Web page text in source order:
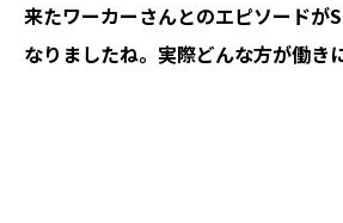
来たワーカーさんとのエピソードが
なりましたね。実際どんな方が働き